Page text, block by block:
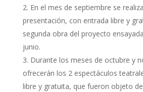
En el mes de septiembre se
presentación, con entrada libre y
segunda obra del proyecto
junio.
Durante los meses de octubre y
ofrecerán los 2 espectáculos
libre y gratuita, que fueron objeto